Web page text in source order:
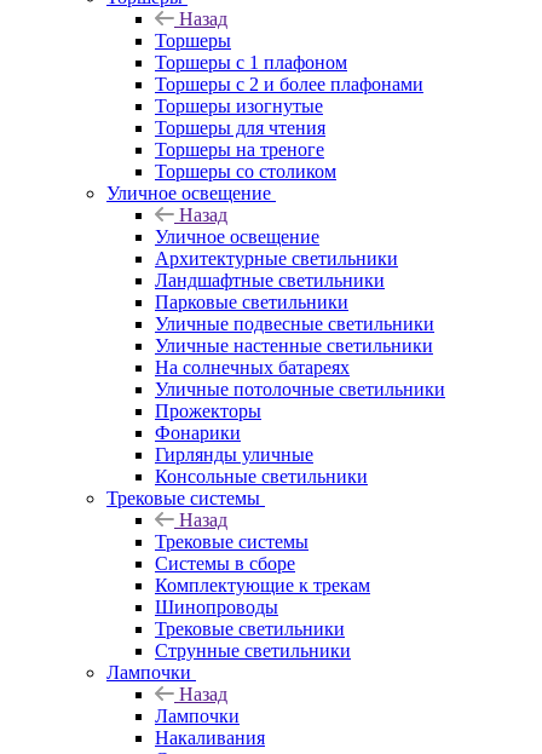
Назад
Торшеры
Торшеры с 1 плафоном
Торшеры с 2 и более плафонами
Торшеры изогнутые
Торшеры для чтения
Торшеры на треноге
Торшеры со столиком
Уличное освещение
Назад
Уличное освещение
Архитектурные светильники
Ландшафтные светильники
Парковые светильники
Уличные подвесные светильники
Уличные настенные светильники
На солнечных батареях
Уличные потолочные светильники
Прожекторы
Фонарики
Гирлянды уличные
Консольные светильники
Трековые системы
Назад
Трековые системы
Системы в сборе
Комплектующие к трекам
Шинопроводы
Трековые светильники
Струнные светильники
Лампочки
Назад
Лампочки
Накаливания